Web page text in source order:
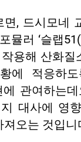
면, 드시모네
뮬러 ‘슬랩
용해 산화질
에 적응하
에 관여하는
대사에 영
져오는 것입니